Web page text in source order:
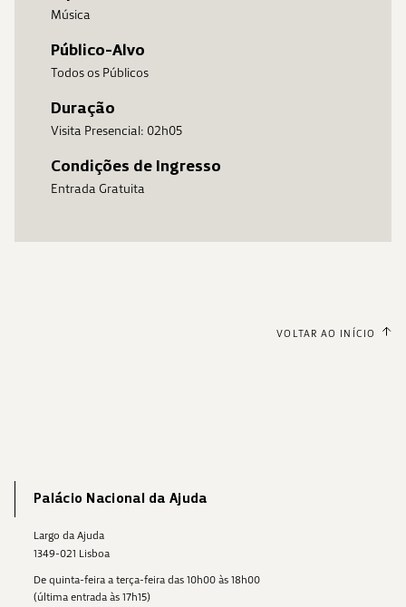
Música
Público-Alvo
Todos os Públicos
Duração
Visita Presencial: 02h05
Condições de Ingresso
Entrada Gratuita
VOLTAR AO INÍCIO
Palácio Nacional da Ajuda
Largo da Ajuda
1349-021 Lisboa
De quinta-feira a terça-feira das 10h00 às 18h00
(última entrada às 17h15)